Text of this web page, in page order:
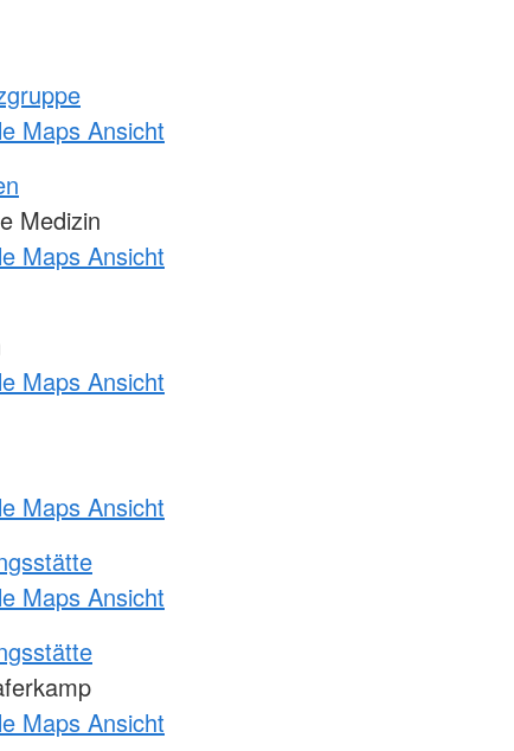
Maps Ansicht
Medizin
Maps Ansicht
Maps Ansicht
Maps Ansicht
Maps Ansicht
Maps Ansicht